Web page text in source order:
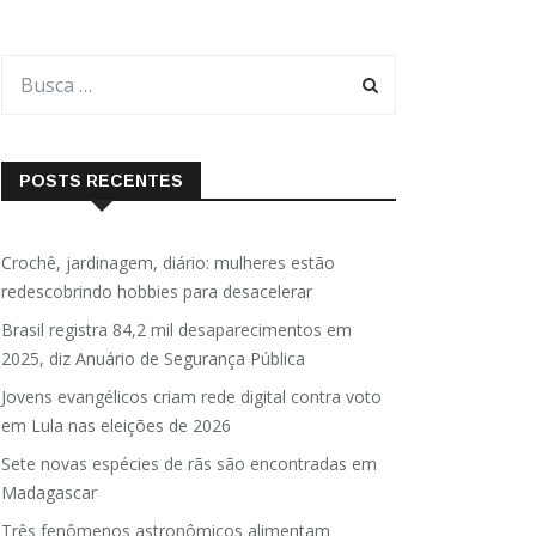
POSTS RECENTES
Crochê, jardinagem, diário: mulheres estão
redescobrindo hobbies para desacelerar
Brasil registra 84,2 mil desaparecimentos em
2025, diz Anuário de Segurança Pública
Jovens evangélicos criam rede digital contra voto
em Lula nas eleições de 2026
Sete novas espécies de rãs são encontradas em
Madagascar
Três fenômenos astronômicos alimentam